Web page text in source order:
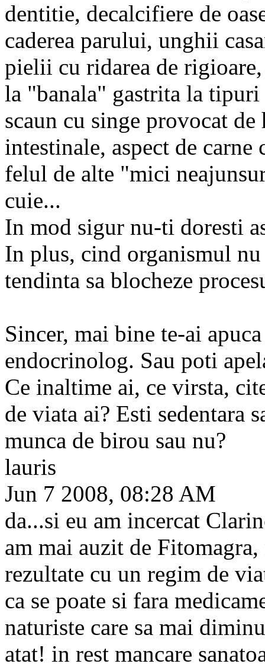
dentitie, decalcifiere de
caderea parului, unghii
pielii cu ridarea de
la "banala" gastrita la tipuri
scaun cu singe provocat
intestinale, aspect de
felul de alte "mici
cuie...
In mod sigur nu-ti doresti
In plus, cind organismul
tendinta sa blocheze
Sincer, mai bine te-ai
endocrinolog. Sau poti
Ce inaltime ai, ce virsta,
de viata ai? Esti sedentara
munca de birou sau nu?
lauris
Jun 7 2008, 08:28 AM
da...si eu am incercat
am mai auzit de Fitomagra,
rezultate cu un regim de
ca se poate si fara
naturiste care sa mai
atat! in rest mancare